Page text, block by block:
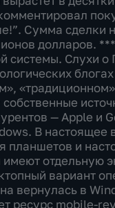
Сумма сделки
долларов.
системы. Слухи
— Apple и
В настоящее
и
отдельную
вариант
вернулась в
ресурс mobile-